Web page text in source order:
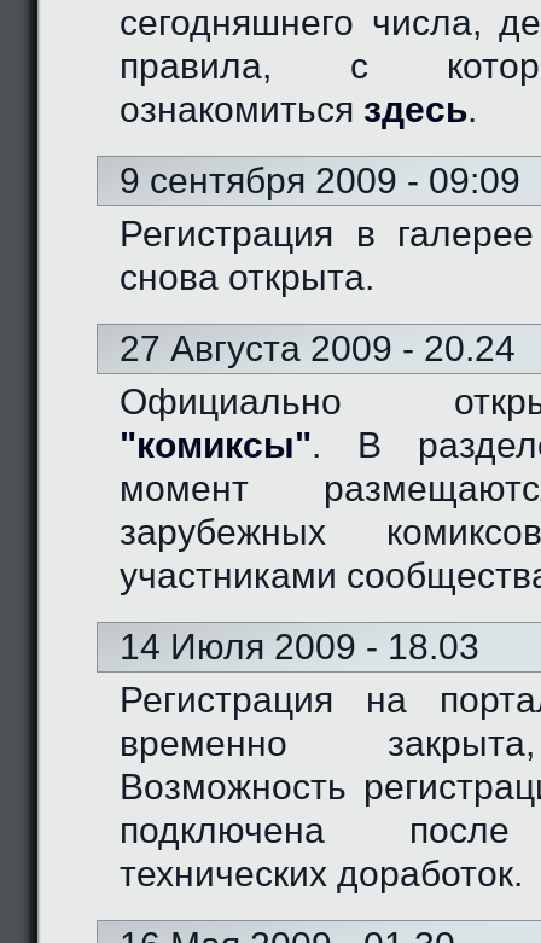
сегодняшнего числа,
правила, с
ознакомиться здесь.
9 сентября 2009 - 09:09
Регистрация в
снова открыта.
27 Августа 2009 - 20.24
Официально
"комиксы". В
момент
зарубежных
участниками
14 Июля 2009 - 18.03
Регистрация на
временно
Возможность
подключена после
технических доработок.